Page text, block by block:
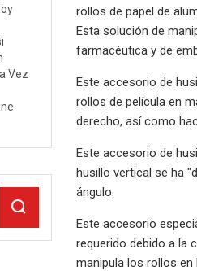
Vez
rollos de papel de
Esta solución de
farmacéutica y de
Este accesorio de
rollos de película en
derecho, así como
Este accesorio de
husillo vertical se ha
ángulo.
Este accesorio
requerido debido a la
manipula los rollos en